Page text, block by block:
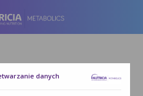
danych